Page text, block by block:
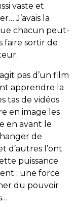
vaste et
J’avais la
chacun peut-
sortir de
pas d’un film
apprendre la
tas de vidéos
en image les
en avant le
de
d’autres l’ont
puissance
: une force
du pouvoir